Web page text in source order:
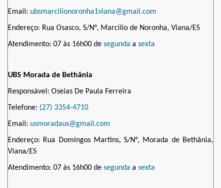
Email: ubsmarcilionoronha1viana@gmail.com
Endereço: Rua Osasco, S/N°, Marcilio de Noronha, Viana/ES
Atendimento: 07 às 16h00 de segunda a sexta
UBS Morada de Bethânia
Responsável: Oseias De Paula Ferreira
Telefone: (27) 3354-4710
Email: usmoradaus@gmail.com
Endereço: Rua Domingos Martins, S/N°, Morada de Bethânia,
Viana/ES
Atendimento: 07 às 16h00 de segunda a sexta